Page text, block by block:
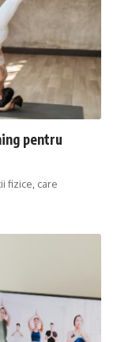
pentru
fizice, care